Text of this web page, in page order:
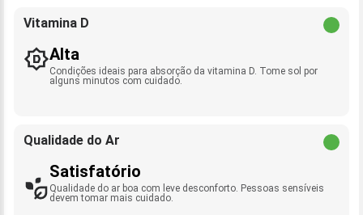
Vitamina D
Alta
Condições ideais para absorção da vitamina D. Tome sol por
alguns minutos com cuidado.
Qualidade do Ar
Satisfatório
Qualidade do ar boa com leve desconforto. Pessoas sensíveis
devem tomar mais cuidado.